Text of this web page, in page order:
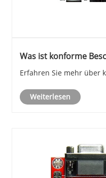
Was ist konforme
Erfahren Sie mehr über
Weiterlesen